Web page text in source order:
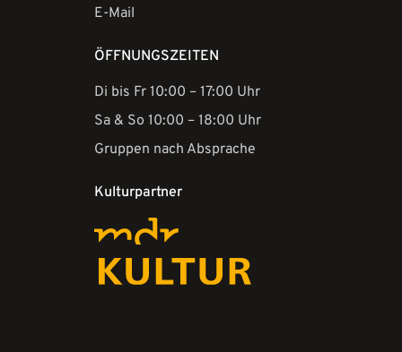
E-Mail
ÖFFNUNGSZEITEN
Di bis Fr 10:00 – 17:00 Uhr
Sa & So 10:00 – 18:00 Uhr
Gruppen nach Absprache
Kulturpartner